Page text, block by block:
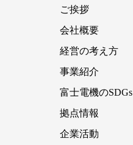
ご挨拶
会社概要
経営の考え方
事業紹介
富士電機のSDGs
拠点情報
企業活動